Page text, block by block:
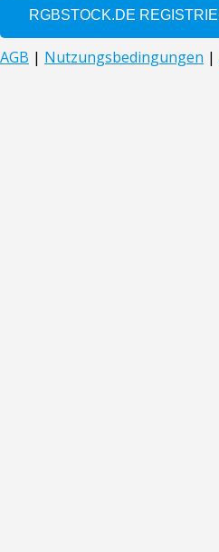
AGB | Nutzungsbedingungen |